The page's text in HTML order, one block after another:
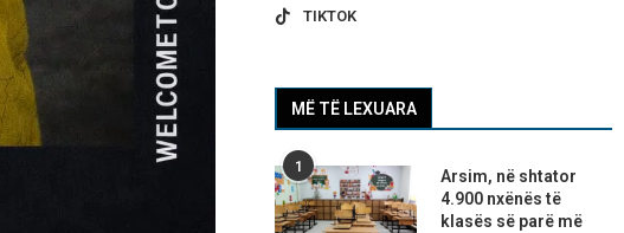
TIKTOK
MË TË LEXUARA
1
Arsim, në shtator
4.900 nxënës të
klasës së parë më